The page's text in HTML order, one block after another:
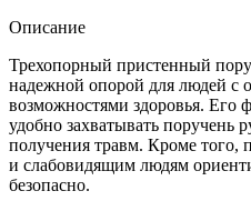
Описание
Трехопорный пристенный
надежной опорой для людей с
возможностями здоровья. Его
удобно захватывать поручень
получения травм. Кроме того,
и слабовидящим людям
безопасно.